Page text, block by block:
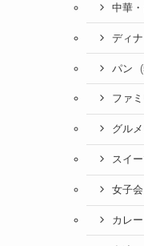
中華
ディ
パン
ファ
グル
スイ
女子会
カレー